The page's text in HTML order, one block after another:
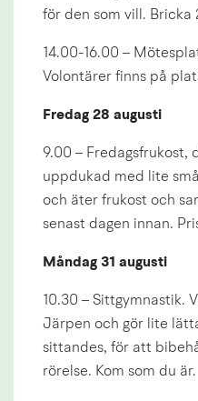
för den som vill. Bricka
14.00-16.00 –
Volontärer finns på
Fredag 28 augusti
9.00 – Fredagsfrukost,
uppdukad med lite
och äter frukost och
senast dagen innan.
Måndag 31 augusti
10.30 – Sittgymnastik.
Järpen och gör lite
sittandes, för att
rörelse. Kom som du är.